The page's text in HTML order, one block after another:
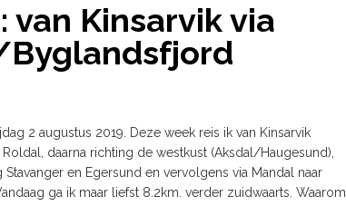
van Kinsarvik via
Byglandsfjord
2 augustus 2019. Deze week reis ik van Kinsarvik
daarna richting de westkust (Aksdal/Haugesund),
en Egersund en vervolgens via Mandal naar
ga ik maar liefst 8.2km. verder zuidwaarts. Waarom